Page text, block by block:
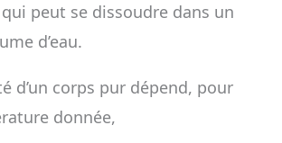
peut se dissoudre dans un
d’eau.
d’un corps pur dépend, pour
donnée,